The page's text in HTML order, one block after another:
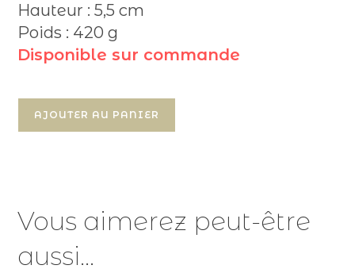
Hauteur : 5,5 cm
Poids : 420 g
Disponible sur commande
Coupe
AJOUTER AU PANIER
Vous aimerez peut-être
aussi…